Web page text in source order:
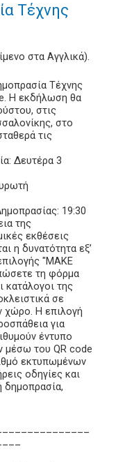
Τέχνης
στα Αγγλικά).
Τέχνης
Η εκδήλωση θα
στις
στο
τις
Δευτέρα 3
19:30
της
εκθέσεις
η δυνατότητα εξ’
"MAKE
τη φόρμα
κατάλογοι της
σε
Η επιλογή
για
έντυπο
μέσω του QR code
εκτυπωμένων
οδηγίες και
δημοπρασία,